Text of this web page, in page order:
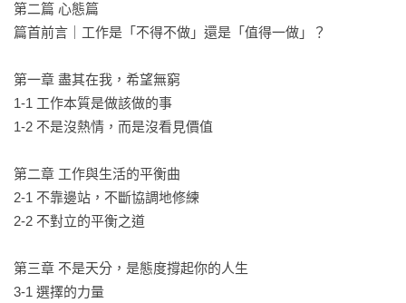
第二篇 心態篇
篇首前言｜工作是「不得不做」還是「值得一做」？
第一章 盡其在我，希望無窮
1-1 工作本質是做該做的事
1-2 不是沒熱情，而是沒看見價值
第二章 工作與生活的平衡曲
2-1 不靠邊站，不斷協調地修練
2-2 不對立的平衡之道
第三章 不是天分，是態度撐起你的人生
3-1 選擇的力量